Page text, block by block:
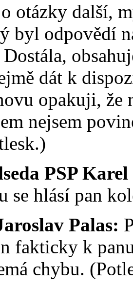
otázky další,
byl odpovědí
Dostála,
dát k
opakuji, že
nejsem
PSP
se hlásí pan
Palas:
fakticky k
chybu.